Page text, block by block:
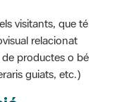
visitants, que té
relacionat
productes o bé
guiats, etc.)